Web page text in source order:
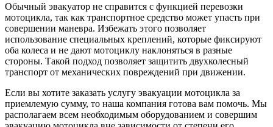
Обычный эвакуатор не справится с функцией перевозки
мотоцикла, так как транспортное средство может упасть при
совершении маневра. Избежать этого позволяет
использование специальных креплений, которые фиксируют
оба колеса и не дают мотоциклу наклоняться в разные
стороны. Такой подход позволяет защитить двухколесный
транспорт от механических повреждений при движении.
Если вы хотите заказать услугу эвакуации мотоцикла за
приемлемую сумму, то наша компания готова вам помочь. Мы
располагаем всем необходимым оборудованием и совершим